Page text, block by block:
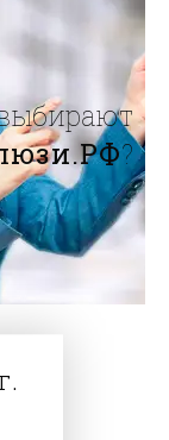
?
г.